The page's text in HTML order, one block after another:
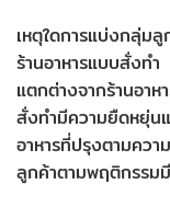
เหตุใดการแบ่งกลุ่ม
ร้านอาหารแบบสั่งทำ
แตกต่างจากร้านอา
สั่งทำมีความยืดหยุ่น
อาหารที่ปรุงตามคว
ลูกค้าตามพฤติกรรม